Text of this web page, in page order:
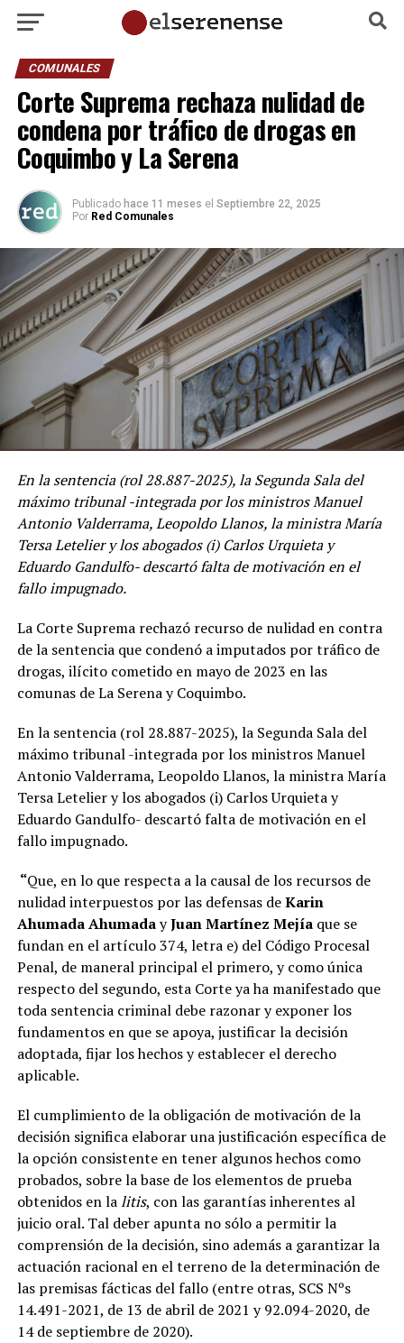
COMUNALES
Corte Suprema rechaza nulidad de
condena por tráfico de drogas en
Coquimbo y La Serena
Publicado hace 11 meses el Septiembre 22, 2025
Por Red Comunales
En la sentencia (rol 28.887-2025), la Segunda Sala del
máximo tribunal -integrada por los ministros Manuel
Antonio Valderrama, Leopoldo Llanos, la ministra María
Tersa Letelier y los abogados (i) Carlos Urquieta y
Eduardo Gandulfo- descartó falta de motivación en el
fallo impugnado.
La Corte Suprema rechazó recurso de nulidad en contra
de la sentencia que condenó a imputados por tráfico de
drogas, ilícito cometido en mayo de 2023 en las
comunas de La Serena y Coquimbo.
En la sentencia (rol 28.887-2025), la Segunda Sala del
máximo tribunal -integrada por los ministros Manuel
Antonio Valderrama, Leopoldo Llanos, la ministra María
Tersa Letelier y los abogados (i) Carlos Urquieta y
Eduardo Gandulfo- descartó falta de motivación en el
fallo impugnado.
“Que, en lo que respecta a la causal de los recursos de
nulidad interpuestos por las defensas deKarin
Ahumada AhumadayJuan Martínez Mejíaque se
fundan en el artículo 374, letra e) del Código Procesal
Penal, de maneral principal el primero, y como única
respecto del segundo, esta Corte ya ha manifestado que
toda sentencia criminal debe razonar y exponer los
fundamentos en que se apoya, justificar la decisión
adoptada, fijar los hechos y establecer el derecho
aplicable.
El cumplimiento de la obligación de motivación de la
decisión significa elaborar una justificación específica de
la opción consistente en tener algunos hechos como
probados, sobre la base de los elementos de prueba
obtenidos en lalitis, con las garantías inherentes al
juicio oral. Tal deber apunta no sólo a permitir la
comprensión de la decisión, sino además a garantizar la
actuación racional en el terreno de la determinación de
las premisas fácticas del fallo (entre otras, SCS Nºs
14.491-2021, de 13 de abril de 2021 y 92.094-2020, de
14 de septiembre de 2020).